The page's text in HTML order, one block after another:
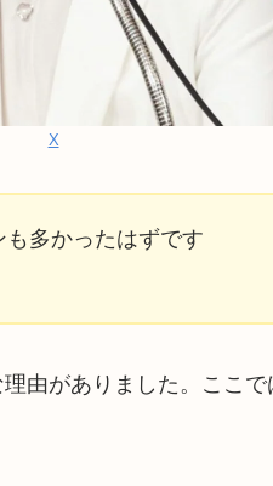
X
も多かったはずです
由がありました。ここ